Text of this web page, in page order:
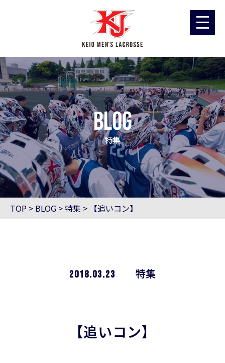
blog
特集
TOP > BLOG > 特集 > 【追いコン】
2018.03.23 特集
【追いコン】